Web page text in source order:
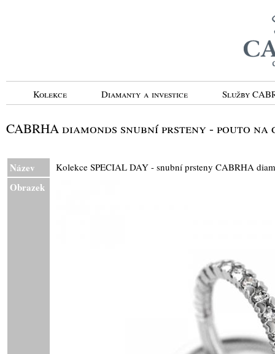
Kolekce Diamanty a investice Služby
CABRHA diamonds snubní prsteny - pouto
Název Kolekce SPECIAL DAY - snubní prsteny CABRHA
Obrazek